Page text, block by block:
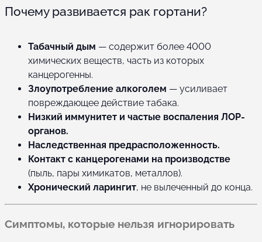
Почему развивается рак гортани?
Табачный дым — содержит более 4000
химических веществ, часть из которых
канцерогенны.
Злоупотребление алкоголем — усиливает
повреждающее действие табака.
Низкий иммунитет и частые воспаления ЛОР-
органов.
Наследственная предрасположенность.
Контакт с канцерогенами на производстве
(пыль, пары химикатов, металлов).
Хронический ларингит, не вылеченный до конца.
Симптомы, которые нельзя игнорировать